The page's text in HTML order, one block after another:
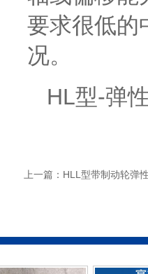
要求很低的
况。
HL型-弹
上一篇： HLL型带制动轮弹